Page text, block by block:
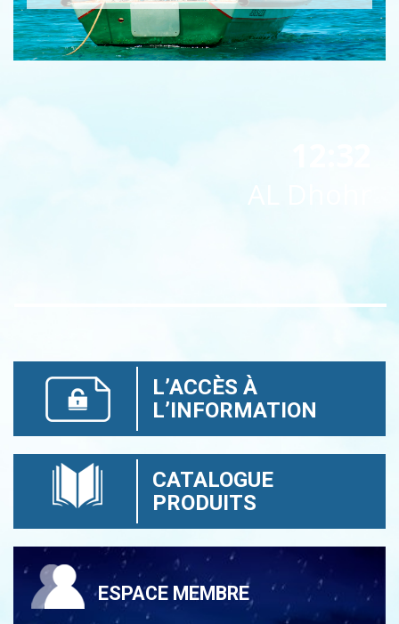
L’ACCÈS À
L’INFORMATION
CATALOGUE
PRODUITS
ESPACE MEMBRE